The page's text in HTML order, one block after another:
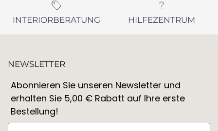
INTERIORBERATUNG HILFEZENTRUM
NEWSLETTER
Abonnieren Sie unseren Newsletter und
erhalten Sie 5,00 € Rabatt auf Ihre erste
Bestellung!